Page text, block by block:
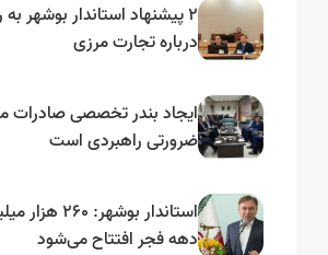
۲ پیشنهاد استاندار بوشهر
درباره تجارت مرزی
ایجاد بندر تخصصی صادرات
ضرورتی راهبردی است
استاندار
دهه فجر افتتاح می‌شود